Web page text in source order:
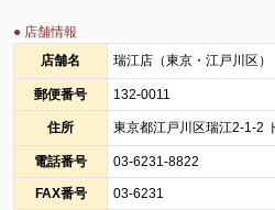
● 店舗情報
店舗名
瑞江店（東京・江戸川区）
郵便番号 132-0011
住所 東京都江戸川区瑞江2-1-2
電話番号 03-6231-8822
FAX番号 03-6231